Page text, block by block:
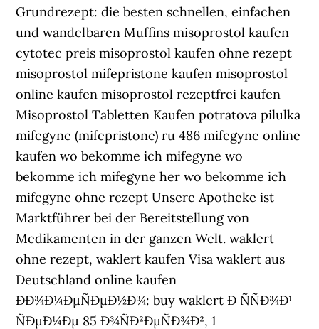
Grundrezept: die besten schnellen, einfachen
und wandelbaren Muffins misoprostol kaufen
cytotec preis misoprostol kaufen ohne rezept
misoprostol mifepristone kaufen misoprostol
online kaufen misoprostol rezeptfrei kaufen
Misoprostol Tabletten Kaufen potratova pilulka
mifegyne (mifepristone) ru 486 mifegyne online
kaufen wo bekomme ich mifegyne wo
bekomme ich mifegyne her wo bekomme ich
mifegyne ohne rezept Unsere Apotheke ist
Marktführer bei der Bereitstellung von
Medikamenten in der ganzen Welt. waklert
ohne rezept, waklert kaufen Visa waklert aus
Deutschland online kaufen
ÐÐ¾Ð¼ÐµÑÐµÐ½Ð¾: buy waklert Ð ÑÑÐ¾Ð¹
ÑÐµÐ¼Ðµ 85 Ð¾ÑÐ²ÐµÑÐ¾Ð², 1